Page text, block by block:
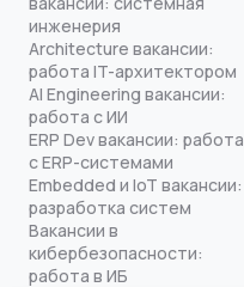
инженерия
Architecture вакансии:
работа IT-архитектором
AI Engineering вакансии:
работа с ИИ
ERP Dev вакансии: работа
с ERP-системами
Embedded и IoT вакансии:
разработка систем
Вакансии в
кибербезопасности:
работа в ИБ